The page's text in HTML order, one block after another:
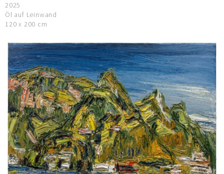
2025
Öl auf Leinwand
120 x 200 cm